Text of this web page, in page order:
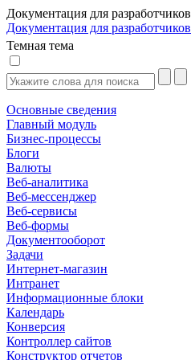
Документация для разработчиков
Документация для разработчиков
Темная тема
Основные сведения
Главный модуль
Бизнес-процессы
Блоги
Валюты
Веб-аналитика
Веб-мессенджер
Веб-сервисы
Веб-формы
Документооборот
Задачи
Интернет-магазин
Интранет
Информационные блоки
Календарь
Конверсия
Контроллер сайтов
Конструктор отчетов